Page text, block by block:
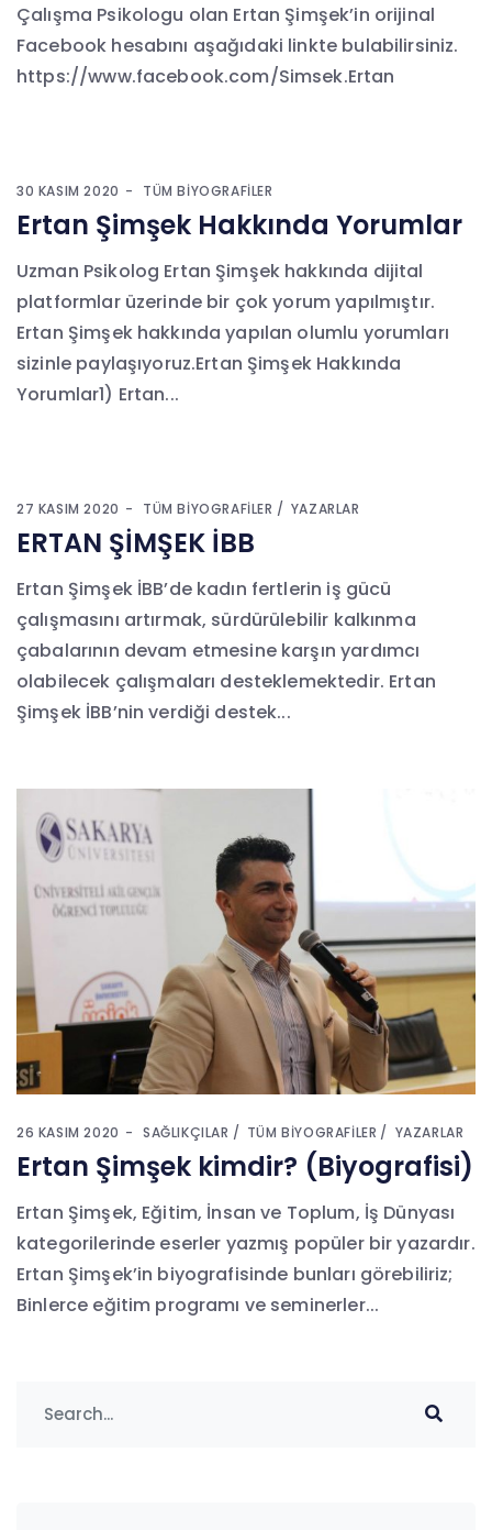
Çalışma Psikologu olan Ertan Şimşek’in orijinal
Facebook hesabını aşağıdaki linkte bulabilirsiniz.
https://www.facebook.com/Simsek.Ertan
30 KASIM 2020 TÜM BIYOGRAFILER
Ertan Şimşek Hakkında Yorumlar
Uzman Psikolog Ertan Şimşek hakkında dijital
platformlar üzerinde bir çok yorum yapılmıştır.
Ertan Şimşek hakkında yapılan olumlu yorumları
sizinle paylaşıyoruz.Ertan Şimşek Hakkında
Yorumlar1) Ertan...
27 KASIM 2020 TÜM BIYOGRAFILER YAZARLAR
ERTAN ŞİMŞEK İBB
Ertan Şimşek İBB’de kadın fertlerin iş gücü
çalışmasını artırmak, sürdürülebilir kalkınma
çabalarının devam etmesine karşın yardımcı
olabilecek çalışmaları desteklemektedir. Ertan
Şimşek İBB’nin verdiği destek...
26 KASIM 2020 SAĞLIKÇILAR TÜM BIYOGRAFILER YAZARLAR
Ertan Şimşek kimdir? (Biyografisi)
Ertan Şimşek, Eğitim, İnsan ve Toplum, İş Dünyası
kategorilerinde eserler yazmış popüler bir yazardır.
Ertan Şimşek’in biyografisinde bunları görebiliriz;
Binlerce eğitim programı ve seminerler...